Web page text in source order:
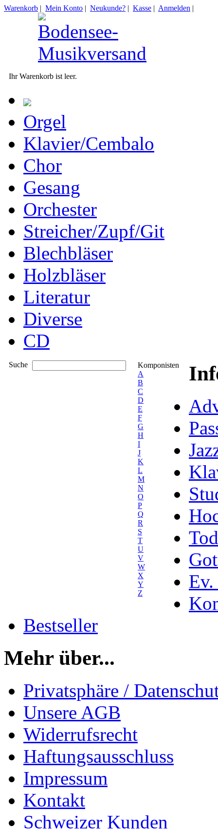
Warenkorb | Mein Konto | Neukunde? | Kasse | Anmelden |
Ihr Warenkorb ist leer.
Orgel
Klavier/Cembalo
Chor
Gesang
Orchester
Streicher/Zupf/Git
Blechbläser
Holzbläser
Literatur
Diverse
CD
Suche
Komponisten
A
B
C
D
E
F
G
H
I
J
K
L
M
N
O
P
Q
R
S
T
U
V
W
X
Y
Z
Ev.
Bestseller
Mehr über...
Privatsphäre /
Unsere AGB
Widerrufsrecht
Haftungsausschluss
Impressum
Kontakt
Schweizer Kunden